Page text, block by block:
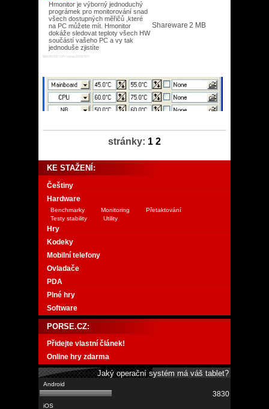
Hmonitor je výborný jednoduchý
prográmek pro monitorování snad
všech dostupných měřičů ,které
na PC můžete mít. Hmonitor
dokáže sledovat teploty všech HW
součástí vašeho PC a vy tak
jednoduše zjistíte
98/ME/NT/XP/Vista/2003/XP/
Shareware 2 MB
stránky: 1 2
KE STAŽENÍ:
Češtiny
Hardware
Benchmarky Monitoring
Přetaktování
Testy stability
Utility
Hry
Kodeky
Mobilní telefony
Ovladače
PDA
Plné hry
Software
PORSE.CZ:
Přidejte vlastní článek!
Online hry zdarma
Jaký operační systém má váš tablet?
3830